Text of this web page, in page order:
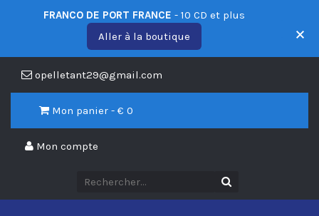
opelletant29@gmail.com
Mon panier - € 0
Mon compte
FRANCO DE PORT FRANCE - 10 CD et plus
Aller à la boutique